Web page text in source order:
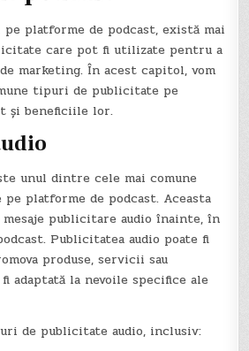
platforme de podcast, există mai
care pot fi utilizate pentru a
marketing. În acest capitol, vom
tipuri de publicitate pe
și beneficiile lor.
unul dintre cele mai comune
platforme de podcast. Aceasta
publicitare audio înainte, în
Publicitatea audio poate fi
produse, servicii sau
adaptată la nevoile specifice ale
de publicitate audio, inclusiv: